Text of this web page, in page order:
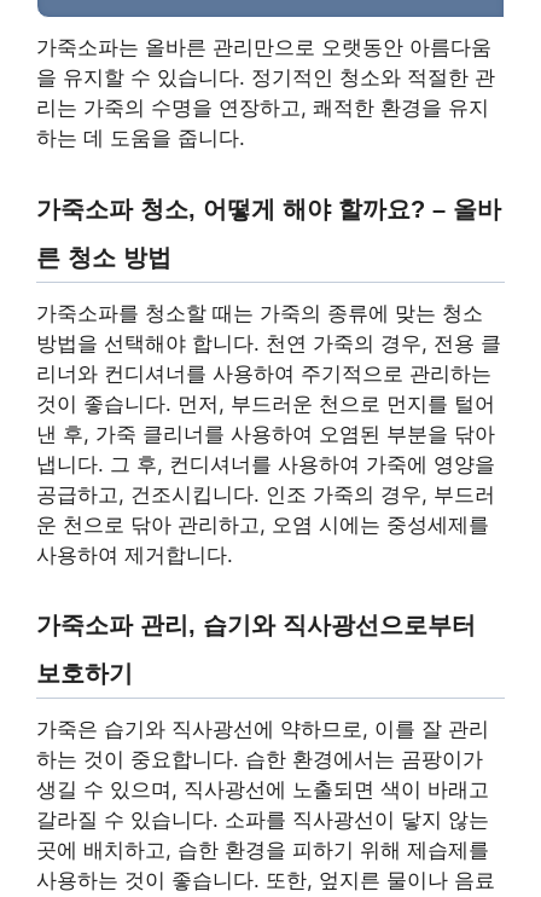
가죽소파는 올바른 관리만으로 오랫동안 아름다움
을 유지할 수 있습니다. 정기적인 청소와 적절한 관
리는 가죽의 수명을 연장하고, 쾌적한 환경을 유지
하는 데 도움을 줍니다.
가죽소파 청소, 어떻게 해야 할까요? – 올바
른 청소 방법
가죽소파를 청소할 때는 가죽의 종류에 맞는 청소
방법을 선택해야 합니다. 천연 가죽의 경우, 전용 클
리너와 컨디셔너를 사용하여 주기적으로 관리하는
것이 좋습니다. 먼저, 부드러운 천으로 먼지를 털어
낸 후, 가죽 클리너를 사용하여 오염된 부분을 닦아
냅니다. 그 후, 컨디셔너를 사용하여 가죽에 영양을
공급하고, 건조시킵니다. 인조 가죽의 경우, 부드러
운 천으로 닦아 관리하고, 오염 시에는 중성세제를
사용하여 제거합니다.
가죽소파 관리, 습기와 직사광선으로부터
보호하기
가죽은 습기와 직사광선에 약하므로, 이를 잘 관리
하는 것이 중요합니다. 습한 환경에서는 곰팡이가
생길 수 있으며, 직사광선에 노출되면 색이 바래고
갈라질 수 있습니다. 소파를 직사광선이 닿지 않는
곳에 배치하고, 습한 환경을 피하기 위해 제습제를
사용하는 것이 좋습니다. 또한, 엎지른 물이나 음료